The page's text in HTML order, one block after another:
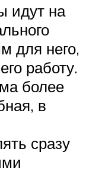
идут на
для него,
работу.
более
в
сразу